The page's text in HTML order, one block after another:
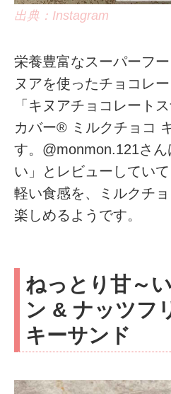
出典：Instagram
栄養豊富なスーパーフ
ヌアを使ったチョコレ
「キヌアチョコレート
カバー® ミルクチョコ
す。@monmon.121さ
い」とレビューしてい
軽い食感を、ミルクチ
楽しめるようです。
ねっとり甘～
ン & ナッツフ
キーサンド